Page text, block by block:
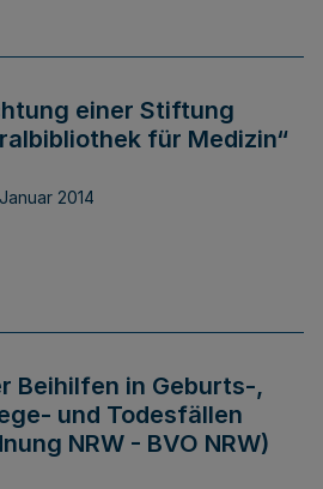
einer Stiftung
für Medizin“
2014
Beihilfen in Geburts-,
und Todesfällen
NRW - BVO NRW)